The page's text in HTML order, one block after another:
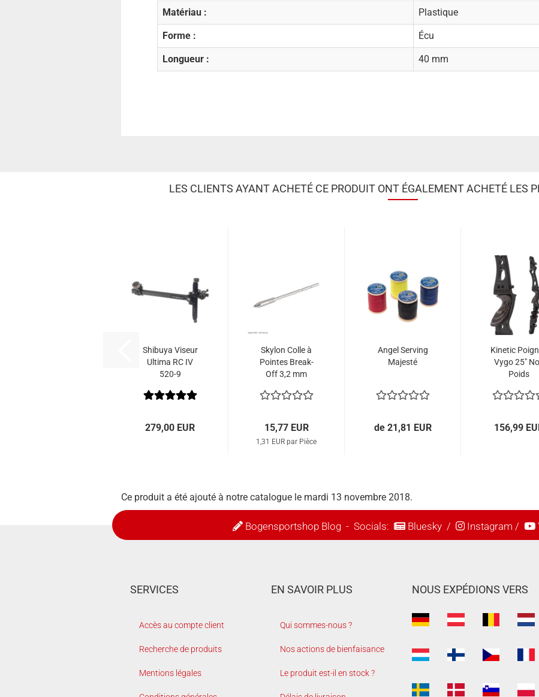
Matériau : Plastique
Forme : Écu
Longueur : 40 mm
LES CLIENTS AYANT ACHETÉ CE PRODUIT ONT ÉGALEMENT ACHETÉ LES
Shibuya Viseur
Ultima RC IV
520-9
279,00 EUR
Skylon Colle à
Pointes Break-
Off 3,2 mm
12)
15,77 EUR
1,31 EUR par Pièce
Angel Serving
Majesté
de 21,81 EUR
Kinetic
Vygo 25"
Poids
156,99
Ce produit a été ajouté à notre catalogue le mardi 13 novembre 2018.
Bogensportshop Blog- Socials: Bluesky/ Instagram /
SERVICES
Accès au compte client
Recherche de produits
Mentions légales
EN SAVOIR PLUS
Qui sommes-nous ?
Nos actions de bienfaisance
Le produit est-il en stock ?
NOUS EXPÉDIONS VERS